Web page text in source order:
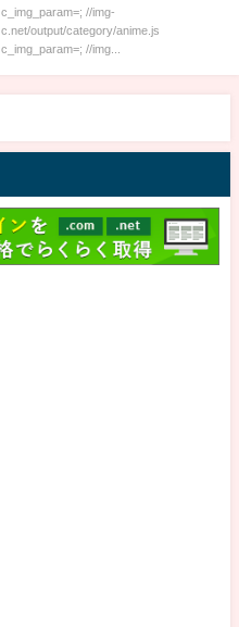
c_img_param=; //img-
c.net/output/category/anime.js
c_img_param=; //img...